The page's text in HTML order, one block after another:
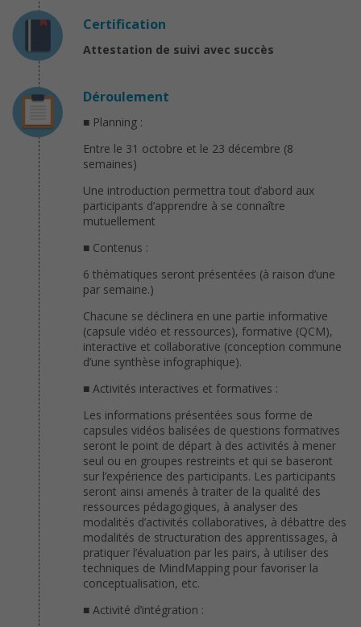
Certification
Attestation de suivi avec succès
Déroulement
■ Planning :
Entre le 31 octobre et le 23 décembre (8
semaines)
Une introduction permettra tout d’abord aux
participants d’apprendre à se connaître
mutuellement
■ Contenus :
6 thématiques seront présentées (à raison d’une
par semaine.)
Chacune se déclinera en une partie informative
(capsule vidéo et ressources), formative (QCM),
interactive et collaborative (conception commune
d’une synthèse infographique).
■ Activités interactives et formatives :
Les informations présentées sous forme de
capsules vidéos balisées de questions formatives
seront le point de départ à des activités à mener
seul ou en groupes restreints et qui se baseront
sur l’expérience des participants. Les participants
seront ainsi amenés à traiter de la qualité des
ressources pédagogiques, à analyser des
modalités d’activités collaboratives, à débattre des
modalités de structuration des apprentissages, à
pratiquer l’évaluation par les pairs, à utiliser des
techniques de MindMapping pour favoriser la
conceptualisation, etc.
■ Activité d’intégration :